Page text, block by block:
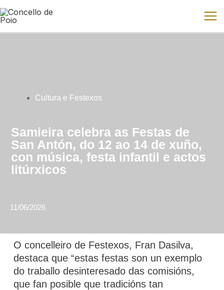
Ir
al
contenido
Cultura e Festexos
Samieira celebra as Festas de
San Antón, do 12 ao 14 de xuño,
con música, festa infantil e actos
litúrxicos
11/06/2026
O concelleiro de Festexos, Fran Dasilva,
destaca que “estas festas son un exemplo
do traballo desinteresado das comisións,
que fan posible que tradicións tan